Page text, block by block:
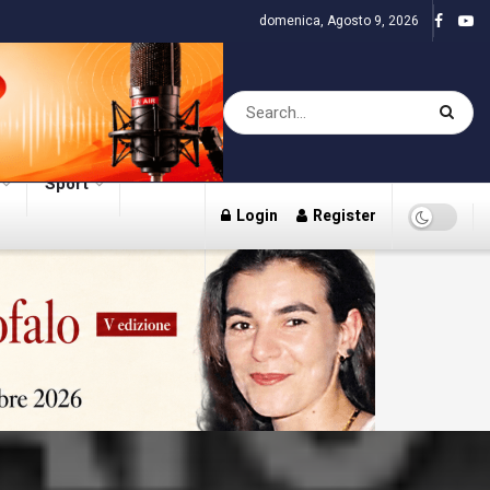
domenica, Agosto 9, 2026
Sport
Login Register